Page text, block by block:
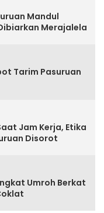
Mandul
Merajalela
Tarim Pasuruan
Jam Kerja, Etika
Disorot
Umroh Berkat